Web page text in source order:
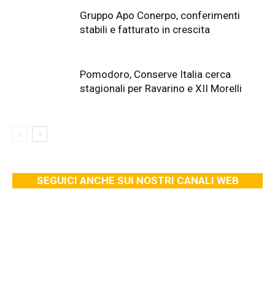
Gruppo Apo Conerpo, conferimenti
stabili e fatturato in crescita
Pomodoro, Conserve Italia cerca
stagionali per Ravarino e XII Morelli
SEGUICI ANCHE SUI NOSTRI CANALI WEB